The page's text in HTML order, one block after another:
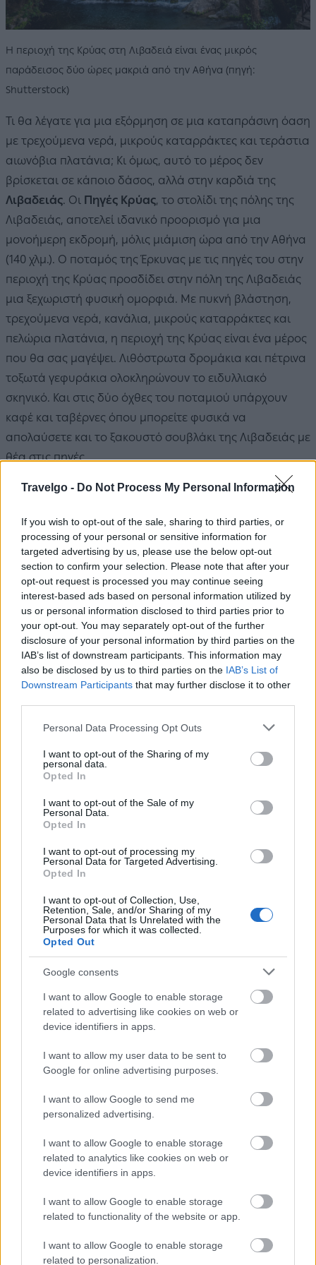
Travelgo - Do Not Process My Personal Information
If you wish to opt-out of the sale, sharing to third parties, or
processing of your personal or sensitive information for
targeted advertising by us, please use the below opt-out
section to confirm your selection. Please note that after your
opt-out request is processed you may continue seeing
interest-based ads based on personal information utilized by
us or personal information disclosed to third parties prior to
your opt-out. You may separately opt-out of the further
disclosure of your personal information by third parties on the
IAB’s list of downstream participants. This information may
also be disclosed by us to third parties on the IAB’s List of
Downstream Participants that may further disclose it to other
Please note that this website/app uses one or more Google
not limited to your visit or usage behaviour. You may click to
grant or deny consent to Google and its third-party tags to
use your data for below specified purposes in below Google
consent section.
Personal Data Processing Opt Outs
I want to opt-out of the Sharing of my
personal data.
Opted In
I want to opt-out of the Sale of my
Personal Data.
Opted In
I want to opt-out of processing my
Personal Data for Targeted Advertising.
Opted In
I want to opt-out of Collection, Use,
Retention, Sale, and/or Sharing of my
Personal Data that Is Unrelated with the
Purposes for which it was collected.
Opted Out
Google consents
I want to allow Google to enable storage
related to advertising like cookies on web or
device identifiers in apps.
I want to allow my user data to be sent to
Google for online advertising purposes.
I want to allow Google to send me
personalized advertising.
I want to allow Google to enable storage
related to analytics like cookies on web or
device identifiers in apps.
I want to allow Google to enable storage
related to functionality of the website or app.
I want to allow Google to enable storage
related to personalization.
Η περιοχή της Κρύας στη Λιβαδειά είναι ένας μικρός
παράδεισος δύο ώρες μακριά από την Αθήνα (πηγή:
Shutterstock)
Τι θα λέγατε για μια εξόρμηση σε μια καταπράσινη όαση
με τρεχούμενα νερά, μικρούς καταρράκτες και τεράστια
αιωνόβια πλατάνια; Κι όμως, αυτό το μέρος δεν
βρίσκεται σε κάποιο δάσος, αλλά στην καρδιά της
Λιβαδειάς. Οι Πηγές Κρύας, το στολίδι της πόλης της
Λιβαδειάς, αποτελεί ιδανικό προορισμό για μια
μονοήμερη εκδρομή, μόλις μιάμιση ώρα από την Αθήνα
(140 χλμ.). Ο ποταμός της Έρκυνας με τις πηγές του στην
περιοχή της Κρύας προσδίδει στην πόλη της Λιβαδειάς
μια ξεχωριστή φυσική ομορφιά. Με πυκνή βλάστηση,
τρεχούμενα νερά, κανάλια, μικρούς καταρράκτες και
πελώρια πλατάνια, η περιοχή της Κρύας είναι ένα μέρος
που θα σας μαγέψει. Λιθόστρωτα δρομάκια και πέτρινα
τοξωτά γεφυράκια ολοκληρώνουν το ειδυλλιακό
σκηνικό. Και στις δύο όχθες του ποταμιού υπάρχουν
καφέ και ταβέρνες όπου μπορείτε φυσικά να
απολαύσετε και το ξακουστό σουβλάκι της Λιβαδειάς με
θέα στις πηγές.
Παύλιανη, Φθιώτιδα
Η Παύλιανη διαθέτει ένα πανέμορφο πάρκο αναψυχής (πηγή:
Shutterstock)
υψόμετρο 1.040 μέτρων, δίπλα στα νερά των πηγών του
Ασωπού ποταμού, μέσα στα έλατα και στην
καταπράσινη φύση, ηΠαύλιανηστηΦθιώτιδα είναι